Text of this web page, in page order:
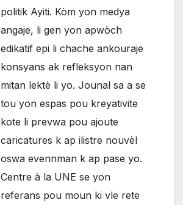
politik Ayiti. Kòm yon medya
angaje, li gen yon apwòch
edikatif epi li chache ankouraje
konsyans ak refleksyon nan
mitan lektè li yo. Jounal sa a se
tou yon espas pou kreyativite
kote li prevwa pou ajoute
caricatures k ap ilistre nouvèl
oswa evennman k ap pase yo.
Centre à la UNE se yon
referans pou moun ki vle rete